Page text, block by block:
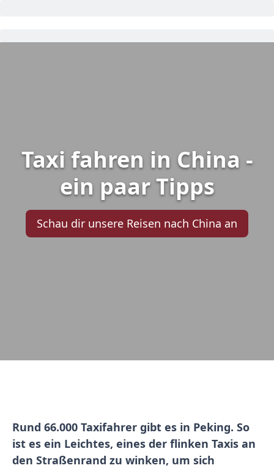
Taxi fahren in China -
ein paar Tipps
Schau dir unsere Reisen nach China an
Rund 66.000 Taxifahrer gibt es in Peking. So
ist es ein Leichtes, eines der flinken Taxis an
den Straßenrand zu winken, um sich